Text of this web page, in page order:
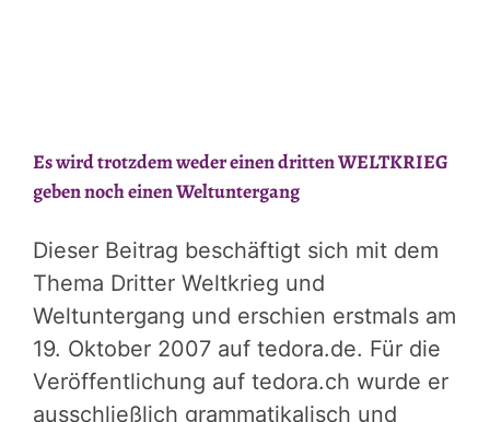
Es wird trotzdem weder einen dritten WELTKRIEG
geben noch einen Weltuntergang
Dieser Beitrag beschäftigt sich mit dem
Thema Dritter Weltkrieg und
Weltuntergang und erschien erstmals am
19. Oktober 2007 auf tedora.de. Für die
Veröffentlichung auf tedora.ch wurde er
ausschließlich grammatikalisch und